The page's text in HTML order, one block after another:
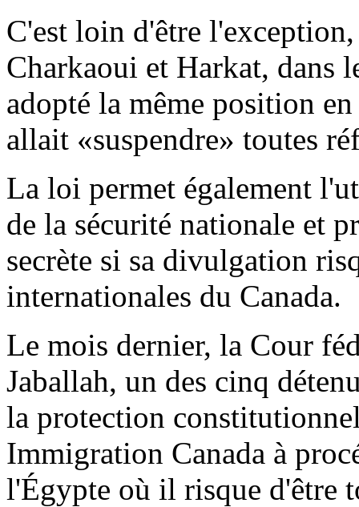
C'est loin d'être
Charkaoui et Harkat, dans
adopté la même position
allait «suspendre» toutes
La loi permet également
de la sécurité nationale et
secrète si sa divulgation
internationales du Canada.
Le mois dernier, la Cour
Jaballah, un des cinq
la protection
Immigration Canada à
l'Égypte où il risque d'être